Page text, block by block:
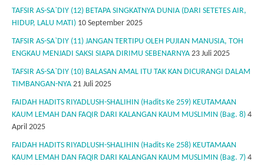
TAFSIR AS-SA`DIY (12) BETAPA SINGKATNYA DUNIA (DARI SETETES AIR,
HIDUP, LALU MATI) 10 September 2025
TAFSIR AS-SA`DIY (11) JANGAN TERTIPU OLEH PUJIAN MANUSIA, TOH
ENGKAU MENJADI SAKSI SIAPA DIRIMU SEBENARNYA 23 Juli 2025
TAFSIR AS-SA`DIY (10) BALASAN AMAL ITU TAK KAN DICURANGI DALAM
TIMBANGAN-NYA 21 Juli 2025
FAIDAH HADITS RIYADLUSH-SHALIHIN (Hadits Ke 259) KEUTAMAAN
KAUM LEMAH DAN FAQIR DARI KALANGAN KAUM MUSLIMIN (Bag. 8) 4
April 2025
FAIDAH HADITS RIYADLUSH-SHALIHIN (Hadits Ke 258) KEUTAMAAN
KAUM LEMAH DAN FAQIR DARI KALANGAN KAUM MUSLIMIN (Bag. 7) 4